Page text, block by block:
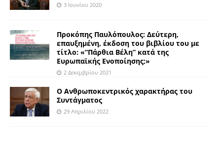
3 Ιουνίου 2020
Προκόπης Παυλόπουλος: Δεύτερη,
επαυξημένη, έκδοση του βιβλίου του με
τίτλο: «“Πάρθια Βέλη” κατά της
Ευρωπαϊκής Ενοποίησης;»
2 Δεκεμβρίου 2021
Ο Ανθρωποκεντρικός χαρακτήρας του
Συντάγματος
29 Απριλίου 2022